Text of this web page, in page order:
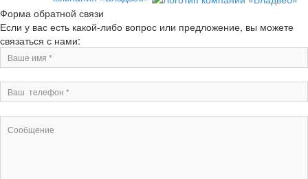
Форма обратной связи
Если у вас есть какой-либо вопрос или предложение, вы можете
связаться с нами: